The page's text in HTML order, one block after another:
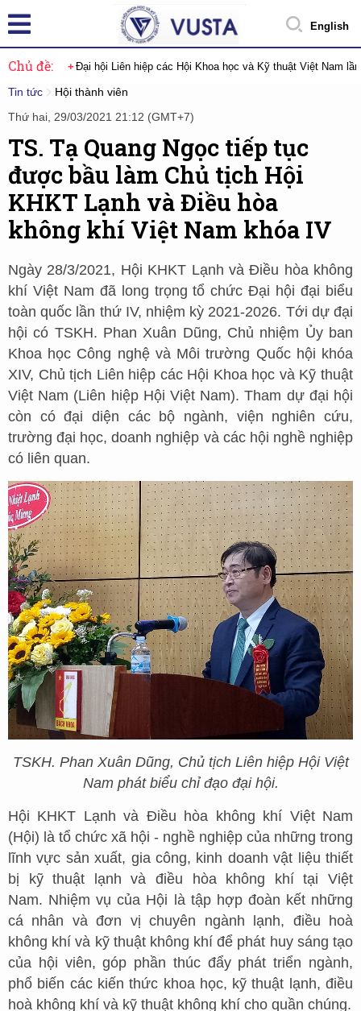
English
Chủ đề: Đại hội Liên hiệp các Hội Khoa học và Kỹ thuật Việt Nam
Tin tức
Hội thành viên
Thứ hai, 29/03/2021 21:12 (GMT+7)
TS. Tạ Quang Ngọc tiếp tục
được bầu làm Chủ tịch Hội
KHKT Lạnh và Điều hòa
không khí Việt Nam khóa IV
Ngày 28/3/2021, Hội KHKT Lạnh và Điều hòa không
khí Việt Nam đã long trọng tổ chức Đại hội đại biểu
toàn quốc lần thứ IV, nhiệm kỳ 2021-2026. Tới dự đại
hội có TSKH. Phan Xuân Dũng, Chủ nhiệm Ủy ban
Khoa học Công nghệ và Môi trường Quốc hội khóa
XIV, Chủ tịch Liên hiệp các Hội Khoa học và Kỹ thuật
Việt Nam (Liên hiệp Hội Việt Nam). Tham dự đại hội
còn có đại diện các bộ ngành, viện nghiên cứu,
trường đại học, doanh nghiệp và các hội nghề nghiệp
có liên quan.
TSKH. Phan Xuân Dũng, Chủ tịch Liên hiệp Hội Việt
Nam phát biểu chỉ đạo đại hội.
Hội KHKT Lạnh và Điều hòa không khí Việt Nam
(Hội) là tổ chức xã hội - nghề nghiệp của những trong
lĩnh vực sản xuất, gia công, kinh doanh vật liệu thiết
bị kỹ thuật lạnh và điều hòa không khí tại Việt
Nam. Nhiệm vụ của Hội là tập hợp đoàn kết những
cá nhân và đơn vị chuyên ngành lạnh, điều hoà
không khí và kỹ thuật không khí để phát huy sáng tạo
của hội viên, góp phần thúc đẩy phát triển ngành,
phổ biến các kiến thức khoa học, kỹ thuật lạnh, điều
hoà không khí và kỹ thuật không khí cho quần chúng.